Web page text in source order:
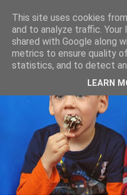
This site uses cookies
and to analyze traffic. Your
shared with Google along
metrics to ensure quality
statistics, and to detect
LEARN